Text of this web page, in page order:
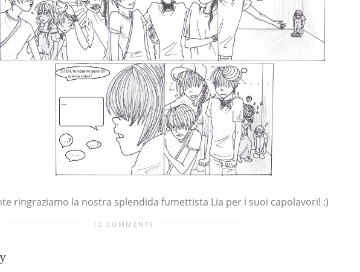
ringraziamo la nostra splendida fumettista Lia per i suoi capolavori! :)
12 COMMENTS